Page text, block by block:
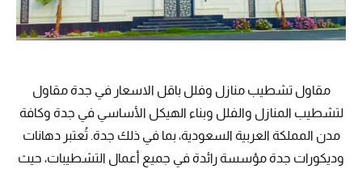
مقاول تشطيب منازل وفلل باقل الاسعار في جدة مقاول
لتشطيب المنازل والفلل وبناء الهيكل الأساسي في جدة وكافة
مدن المملكة العربية السعودية، بما في ذلك جدة. تُعتبر دهانات
وديكورات جدة مؤسسة رائدة في جميع أعمال التشطيبات، حيث